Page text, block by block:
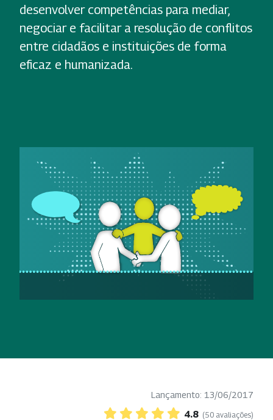
desenvolver competências para mediar,
negociar e facilitar a resolução de conflitos
entre cidadãos e instituições de forma
eficaz e humanizada.
Lançamento: 13/06/2017
4.8 (50 avaliações)